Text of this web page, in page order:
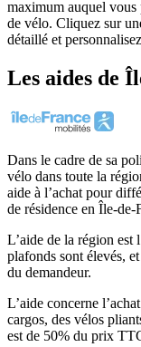
maximum auquel vous
de vélo. Cliquez sur
détaillé et
Les aides de
Dans le cadre de sa
vélo dans toute la
aide à l’achat pour
de résidence en Île-
L’aide de la région est
plafonds sont élevés,
du demandeur.
L’aide concerne
cargos, des vélos
est de 50% du prix